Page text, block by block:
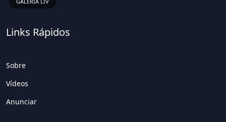
Links Rápidos
Sobre
Vídeos
Anunciar